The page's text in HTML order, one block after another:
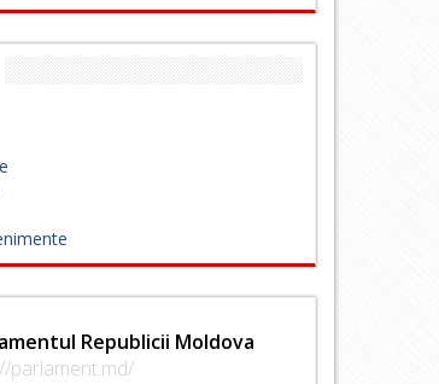
Republicii Moldova
parlament.md/